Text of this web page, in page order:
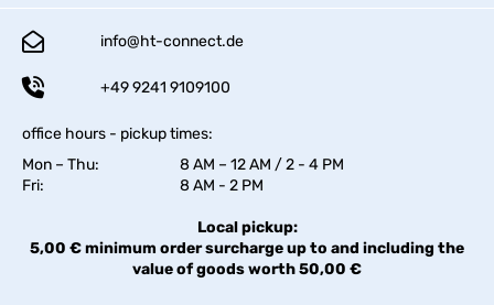
info@ht-connect.de
+49 9241 9109100
office hours - pickup times:
Mon – Thu:
8 AM – 12 AM / 2 - 4 PM
Fri:
8 AM - 2 PM
Local pickup:
5,00 € minimum order surcharge up to and including the
value of goods worth 50,00 €